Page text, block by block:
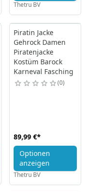
Thetru BV
Piratin Jacke
Gehrock Damen
Piratenjacke
Kostüm Barock
Karneval Fasching
0
89,99 €*
Optionen
anzeigen
Thetru BV